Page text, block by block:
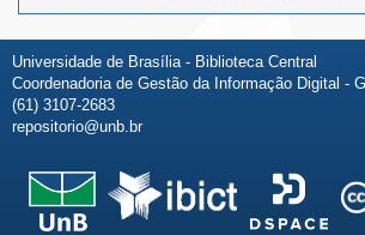
Universidade de Brasília - Biblioteca Central
Coordenadoria de Gestão da Informação Digital -
(61) 3107-2683
repositorio@unb.br